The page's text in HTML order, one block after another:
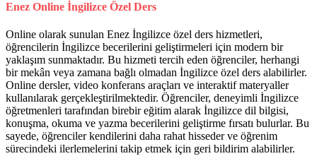
Enez Online İngilizce Özel Ders
Online olarak sunulan Enez İngilizce özel ders hizmetleri,
öğrencilerin İngilizce becerilerini geliştirmeleri için modern bir
yaklaşım sunmaktadır. Bu hizmeti tercih eden öğrenciler, herhangi
bir mekân veya zamana bağlı olmadan İngilizce özel ders alabilirler.
Online dersler, video konferans araçları ve interaktif materyaller
kullanılarak gerçekleştirilmektedir. Öğrenciler, deneyimli İngilizce
öğretmenleri tarafından birebir eğitim alarak İngilizce dil bilgisi,
konuşma, okuma ve yazma becerilerini geliştirme fırsatı bulurlar. Bu
sayede, öğrenciler kendilerini daha rahat hisseder ve öğrenim
sürecindeki ilerlemelerini takip etmek için geri bildirim alabilirler.